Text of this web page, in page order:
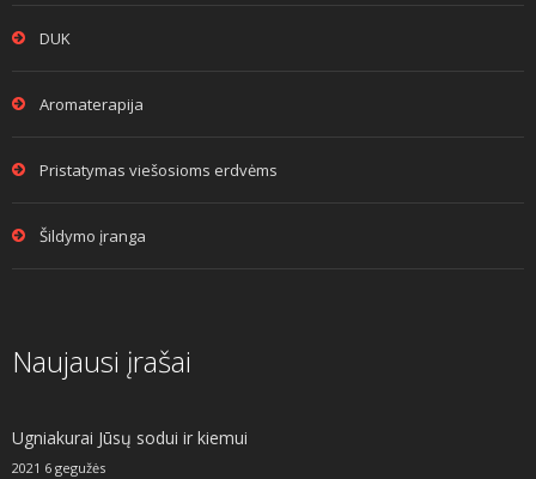
DUK
Aromaterapija
Pristatymas viešosioms erdvėms
Šildymo įranga
Naujausi įrašai
Ugniakurai Jūsų sodui ir kiemui
2021 6 gegužės